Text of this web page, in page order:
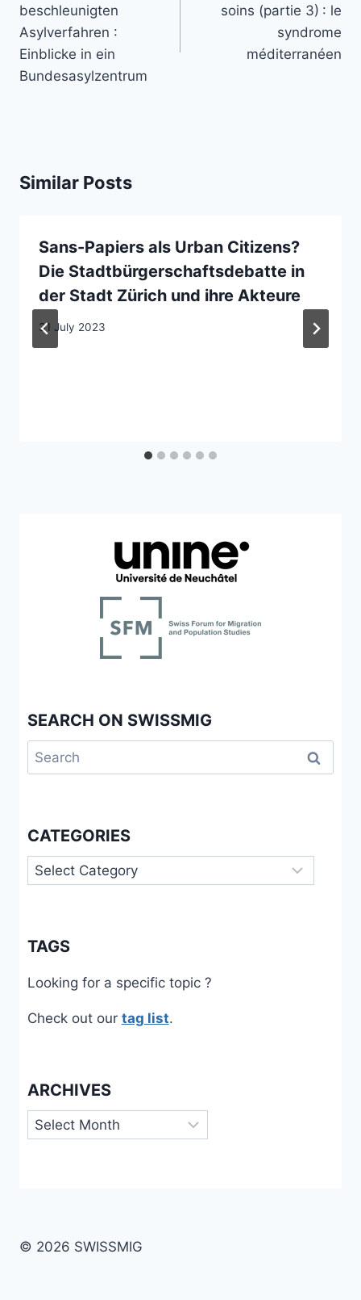
beschleunigten
Asylverfahren :
Einblicke in ein
Bundesasylzentrum
soins (partie 3) : le
syndrome
méditerranéen
Similar Posts
Sans-Papiers als Urban Citizens?
Die Stadtbürgerschaftsdebatte in
der Stadt Zürich und ihre Akteure
31 July 2023
SEARCH ON SWISSMIG
Search
for:
CATEGORIES
Categories
TAGS
Looking for a specific topic ?
Check out our tag list.
ARCHIVES
Archives
© 2026 SWISSMIG